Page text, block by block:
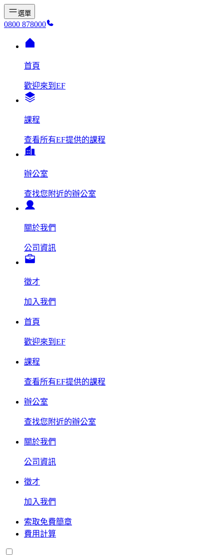
選單
0800 878000
首頁
歡迎來到EF
課程
查看所有EF提供的課程
辦公室
查找您附近的辦公室
關於我們
公司資訊
徵才
加入我們
首頁
歡迎來到EF
課程
查看所有EF提供的課程
辦公室
查找您附近的辦公室
關於我們
公司資訊
徵才
加入我們
索取免費簡章
費用計算